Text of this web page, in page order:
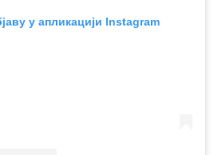
у апликацији Instagram